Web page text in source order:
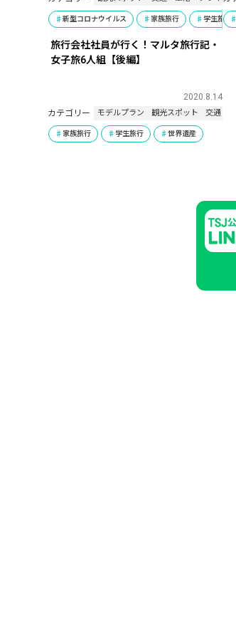
新型コロナウイルス 家族旅行 学生旅行
旅行会社社員が行く！マルタ旅行記・
女子旅6人組【後編】
2020.8.14
カテゴリー
モデルプラン 観光スポット 交通・
家族旅行 学生旅行 世界遺産